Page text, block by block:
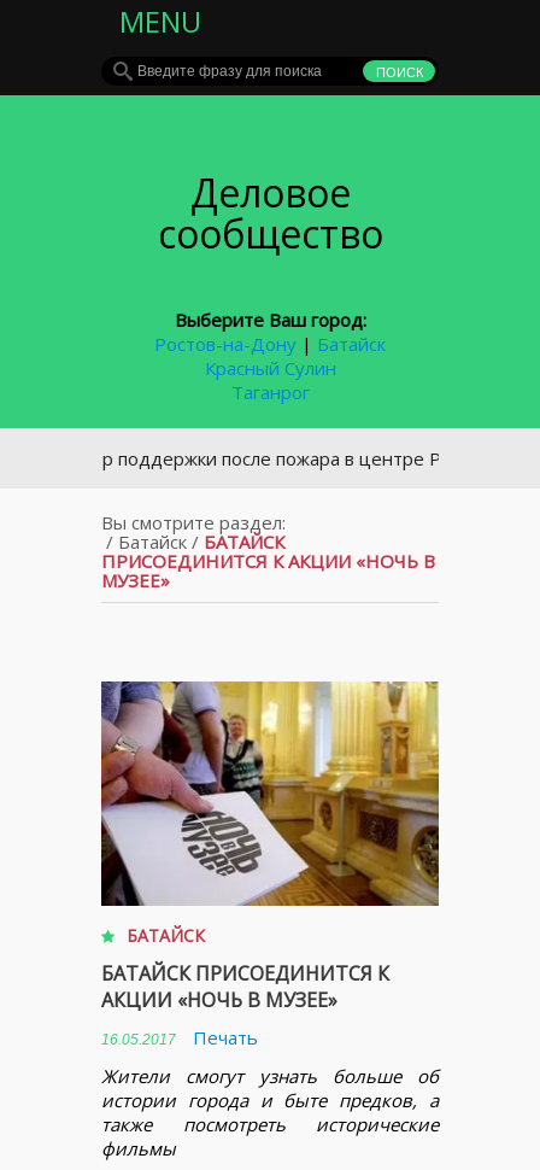
MENU
Деловое
сообщество
Выберите Ваш город:
Ростов-на-Дону | Батайск
Красный Сулин
Таганрог
поддержки после пожара в центре Ростова
Вы смотрите раздел:
/ Батайск / БАТАЙСК
ПРИСОЕДИНИТСЯ К АКЦИИ «НОЧЬ В
МУЗЕЕ»
БАТАЙСК
БАТАЙСК ПРИСОЕДИНИТСЯ К
АКЦИИ «НОЧЬ В МУЗЕЕ»
16.05.2017
Печать
Жители смогут узнать больше об
истории города и быте предков, а
также посмотреть исторические
фильмы